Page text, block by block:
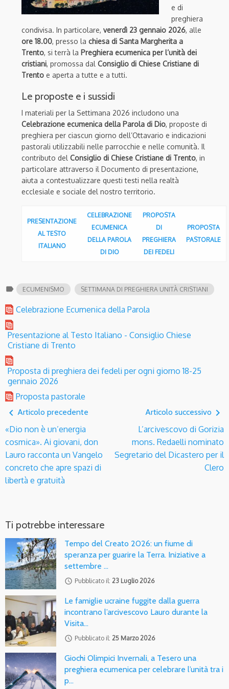
e di
preghiera
condivisa. In particolare, venerdì 23 gennaio 2026, alle
ore 18.00, presso la chiesa di Santa Margherita a
Trento, si terrà la Preghiera ecumenica per l’unità dei
cristiani, promossa dal Consiglio di Chiese Cristiane di
Trento e aperta a tutte e a tutti.
Le proposte e i sussidi
I materiali per la Settimana 2026 includono una
Celebrazione ecumenica della Parola di Dio, proposte di
preghiera per ciascun giorno dell’Ottavario e indicazioni
pastorali utilizzabili nelle parrocchie e nelle comunità. Il
contributo del Consiglio di Chiese Cristiane di Trento, in
particolare attraverso il Documento di presentazione,
aiuta a contestualizzare questi testi nella realtà
ecclesiale e sociale del nostro territorio.
PRESENTAZIONE
AL TESTO
ITALIANO
CELEBRAZIONE
ECUMENICA
DELLA PAROLA
DI DIO
PROPOSTA
DI
PREGHIERA
DEI FEDELI
PROPOSTA
PASTORALE
label ECUMENISMO SETTIMANA DI PREGHIERA UNITÀ CRISTIANI
Celebrazione Ecumenica della Parola
Presentazione al Testo Italiano - Consiglio Chiese
Cristiane di Trento
Proposta di preghiera dei fedeli per ogni giorno 18-25
gennaio 2026
Proposta pastorale
navigate_before Articolo precedente
«Dio non è un’energia
cosmica». Ai giovani, don
Lauro racconta un Vangelo
concreto che apre spazi di
libertà e gratuità
Articolo successivo navigate_next
L’arcivescovo di Gorizia
mons. Redaelli nominato
Segretario del Dicastero per il
Clero
Ti potrebbe interessare
Tempo del Creato 2026: un fiume di
speranza per guarire la Terra. Iniziative a
settembre …
access_time Pubblicato il: 23 Luglio 2026
Le famiglie ucraine fuggite dalla guerra
incontrano l’arcivescovo Lauro durante la
Visita…
access_time Pubblicato il: 25 Marzo 2026
Giochi Olimpici Invernali, a Tesero una
preghiera ecumenica per celebrare l’unità tra i
p…